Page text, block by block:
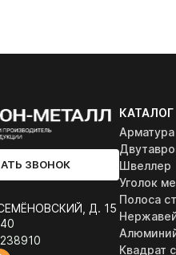
ЗВОНОК
Д. 15
КАТАЛОГ
Арматура
Швеллер
Уголок
Полоса
Квадрат